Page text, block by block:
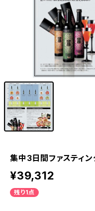
集中3日間ファスティン
¥39,312
残り1点